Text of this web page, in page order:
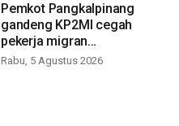
Pemkot Pangkalpinang
gandeng KP2MI cegah
pekerja migran
nonprosedural
Rabu, 5 Agustus 2026